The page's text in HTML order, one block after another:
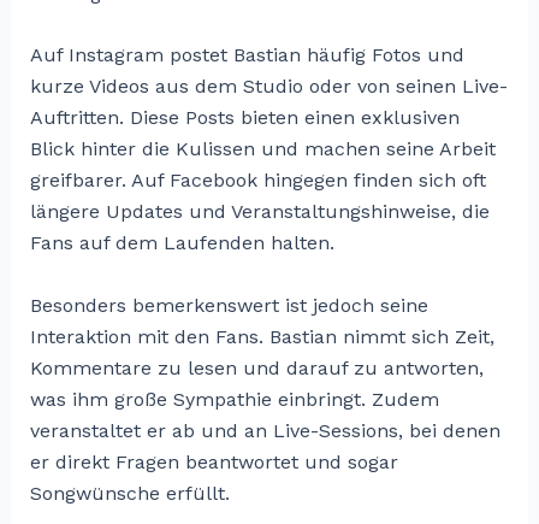
Auf Instagram postet Bastian häufig Fotos und
kurze Videos aus dem Studio oder von seinen Live-
Auftritten. Diese Posts bieten einen exklusiven
Blick hinter die Kulissen und machen seine Arbeit
greifbarer. Auf Facebook hingegen finden sich oft
längere Updates und Veranstaltungshinweise, die
Fans auf dem Laufenden halten.
Besonders bemerkenswert ist jedoch seine
Interaktion mit den Fans. Bastian nimmt sich Zeit,
Kommentare zu lesen und darauf zu antworten,
was ihm große Sympathie einbringt. Zudem
veranstaltet er ab und an Live-Sessions, bei denen
er direkt Fragen beantwortet und sogar
Songwünsche erfüllt.